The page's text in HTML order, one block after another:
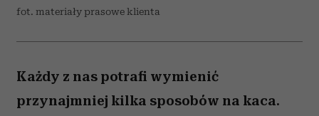
fot. materiały prasowe klienta
Każdy z nas potrafi wymienić
przynajmniej kilka sposobów na kaca.